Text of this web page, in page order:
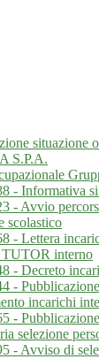
situazione
S.P.A.
- Informativa
- Avvio
scolastico
- Lettera
TUTOR interno
- Decreto
-
incarichi
-
selezione
- Avviso di